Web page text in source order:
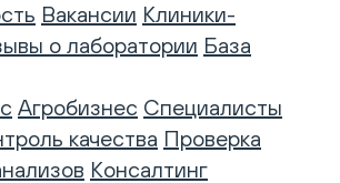
Вакансии Клиники-
о лаборатории База
Агробизнес Специалисты
качества Проверка
Консалтинг